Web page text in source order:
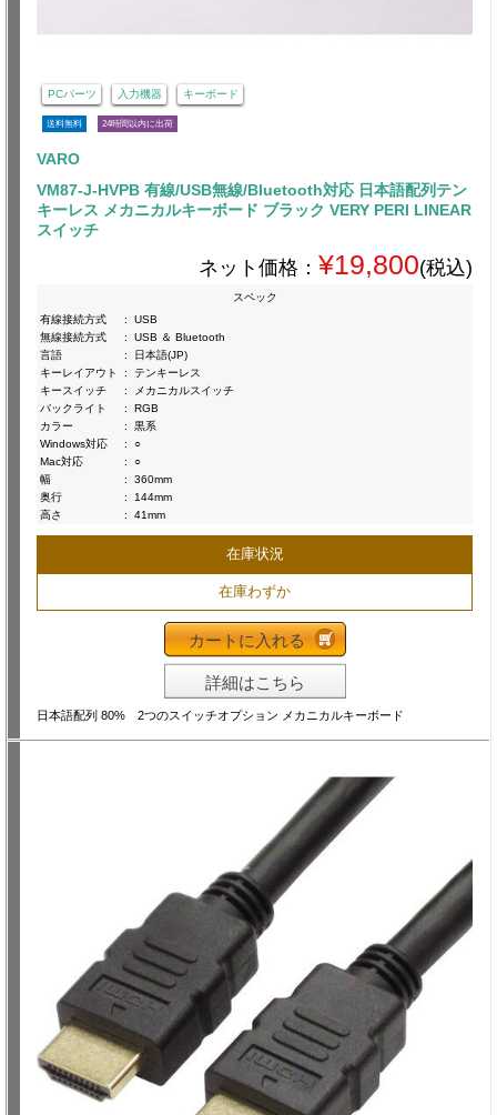
PCパーツ 入力機器 キーボード
送料無料 24時間以内に出荷
VARO
VM87-J-HVPB 有線/USB無線/Bluetooth対応 日本語配列テン
キーレス メカニカルキーボード ブラック VERY PERI LINEAR
スイッチ
ネット価格： ¥19,800(税込)
スペック
有線接続方式
:
USB
無線接続方式
:
USB ＆ Bluetooth
言語
:
日本語(JP)
キーレイアウト
:
テンキーレス
キースイッチ
:
メカニカルスイッチ
バックライト
:
RGB
カラー
:
黒系
Windows対応
:
○
Mac対応
:
○
幅
:
360mm
奥行
:
144mm
高さ
: 41mm
在庫状況
在庫わずか
カートに入れる
詳細はこちら
日本語配列 80% 2つのスイッチオプション メカニカルキーボード